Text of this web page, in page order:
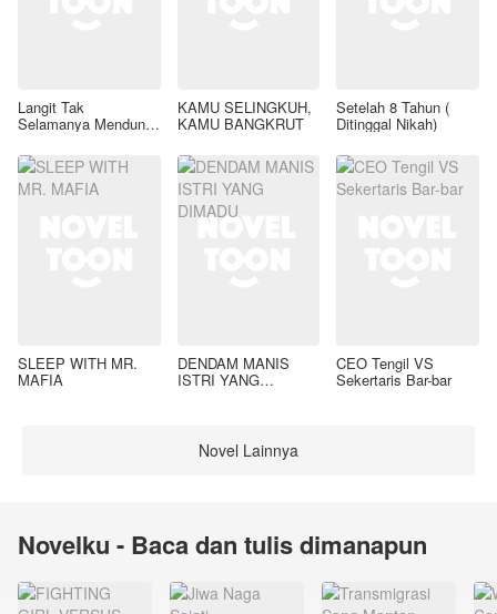
Langit Tak
Selamanya Mendung,
KAMU SELINGKUH,
KAMU BANGKRUT
Setelah 8 Tahun (
Ditinggal Nikah)
SLEEP WITH MR.
MAFIA
DENDAM MANIS
ISTRI YANG
CEO Tengil VS
Sekertaris Bar-bar
Novel Lainnya
Novelku - Baca dan tulis dimanapun